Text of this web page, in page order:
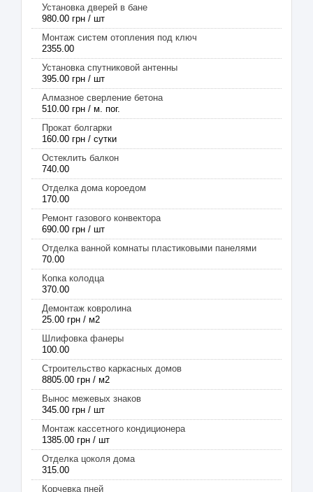
Установка дверей в бане
980.00 грн / шт
Монтаж систем отопления под ключ
2355.00
Установка спутниковой антенны
395.00 грн / шт
Алмазное сверление бетона
510.00 грн / м. пог.
Прокат болгарки
160.00 грн / сутки
Остеклить балкон
740.00
Отделка дома короедом
170.00
Ремонт газового конвектора
690.00 грн / шт
Отделка ванной комнаты пластиковыми панелями
70.00
Копка колодца
370.00
Демонтаж ковролина
25.00 грн / м2
Шлифовка фанеры
100.00
Строительство каркасных домов
8805.00 грн / м2
Вынос межевых знаков
345.00 грн / шт
Монтаж кассетного кондиционера
1385.00 грн / шт
Отделка цоколя дома
315.00
Корчевка пней